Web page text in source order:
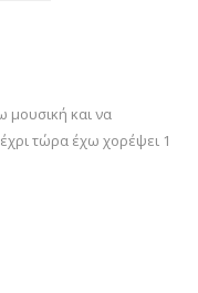
μουσική και να
τώρα έχω χορέψει 1